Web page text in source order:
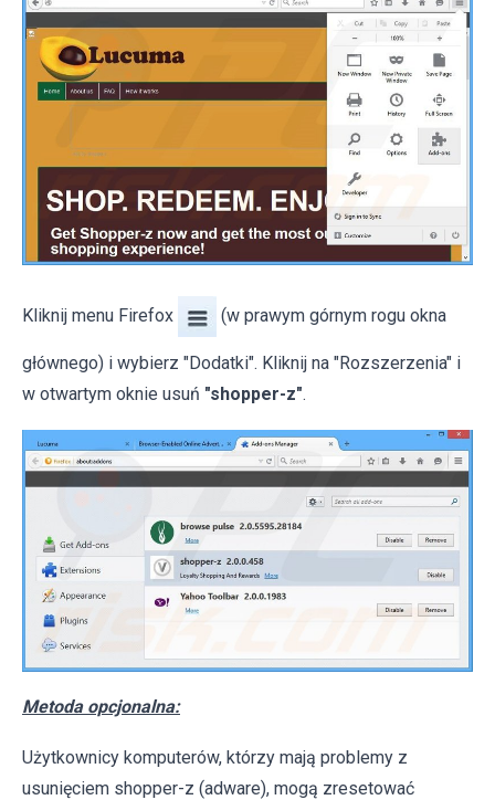
Kliknij menu Firefox (w prawym górnym rogu okna
głównego) i wybierz "Dodatki". Kliknij na "Rozszerzenia" i
w otwartym oknie usuń "shopper-z".
Metoda opcjonalna:
Użytkownicy komputerów, którzy mają problemy z
usunięciem shopper-z (adware), mogą zresetować